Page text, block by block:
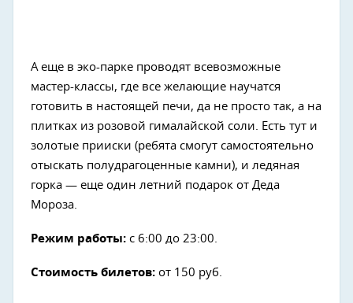
А еще в эко-парке проводят всевозможные
мастер-классы, где все желающие научатся
готовить в настоящей печи, да не просто так, а на
плитках из розовой гималайской соли. Есть тут и
золотые прииски (ребята смогут самостоятельно
отыскать полудрагоценные камни), и ледяная
горка — еще один летний подарок от Деда
Мороза.
Режим работы: с 6:00 до 23:00.
Стоимость билетов: от 150 руб.